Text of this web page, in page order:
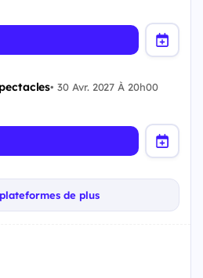
•30 Avr. 2027 À 20h00
de plus